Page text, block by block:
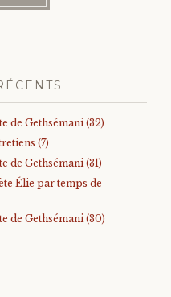
de Gethsémani (32)
(7)
de Gethsémani (31)
Élie par temps de
de Gethsémani (30)